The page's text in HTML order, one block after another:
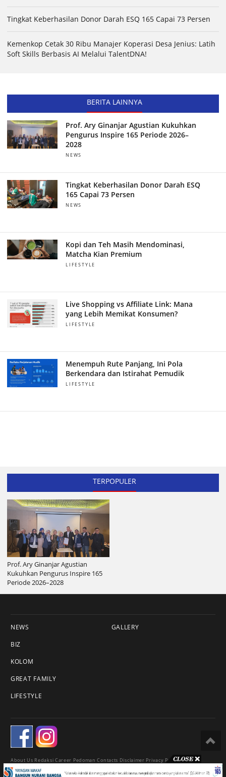
Tingkat Keberhasilan Donor Darah ESQ 165 Capai 73 Persen
Kemenkop Cetak 30 Ribu Manajer Koperasi Desa Jenius: Latih
Soft Skills Berbasis AI Melalui TalentDNA!
BERITA LAINNYA
Prof. Ary Ginanjar Agustian Kukuhkan
Pengurus Inspire 165 Periode 2026–
2028
NEWS
Tingkat Keberhasilan Donor Darah ESQ
165 Capai 73 Persen
NEWS
Kopi dan Teh Masih Mendominasi,
Matcha Kian Premium
LIFESTYLE
Live Shopping vs Affiliate Link: Mana
yang Lebih Memikat Konsumen?
LIFESTYLE
Menempuh Rute Panjang, Ini Pola
Berkendara dan Istirahat Pemudik
LIFESTYLE
TERPOPULER
Prof. Ary Ginanjar Agustian
Kukuhkan Pengurus Inspire 165
Periode 2026–2028
NEWS
BIZ
KOLOM
GREAT FAMILY
LIFESTYLE
GALLERY
About Us Redaksi Career Pedoman Contacts Disclaimer Privacy Policy
© 2018 Esqnews.id - All Rights Reserved.